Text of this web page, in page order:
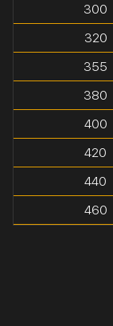
300
320
355
380
400
420
440
460